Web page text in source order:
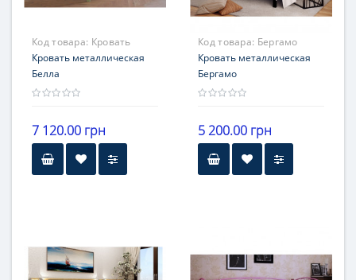
Код товара: Кровать
металлическая Белла
Кровать металлическая
Белла
7 120.00 грн
Код товара: Бергамо
Кровать металлическая
Бергамо
5 200.00 грн